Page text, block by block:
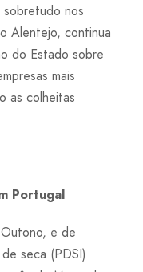
nos
Alentejo, continua
do Estado sobre
mais
as colheitas
Portugal
e de
seca (PDSI)